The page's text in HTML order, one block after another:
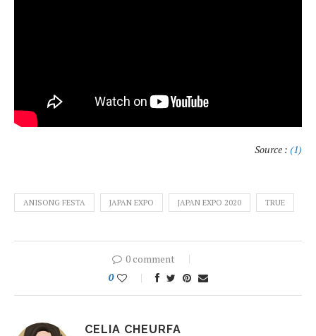
Source : (1)
ANISONG FESTA JAPAN EXPO JAPAN EXPO 2020 TRUE
0 comment
0
CELIA CHEURFA